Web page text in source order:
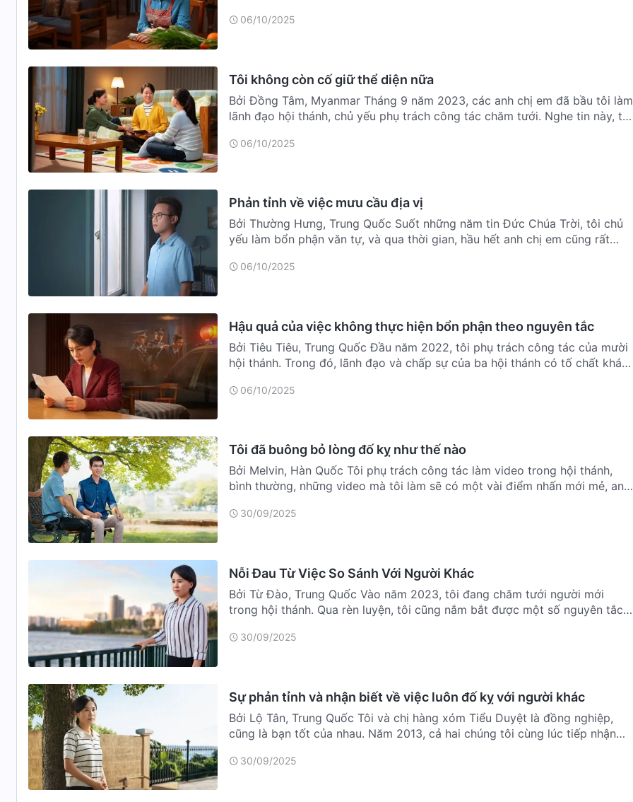
06/10/2025
Tôi không còn cố giữ thể diện nữa
Bởi Đồng Tâm, Myanmar Tháng 9 năm 2023, các anh chị em đã bầu tôi làm
lãnh đạo hội thánh, chủ yếu phụ trách công tác chăm tưới. Nghe tin này, tôi
06/10/2025
Phản tỉnh về việc mưu cầu địa vị
Bởi Thường Hưng, Trung Quốc Suốt những năm tin Đức Chúa Trời, tôi chủ
yếu làm bổn phận văn tự, và qua thời gian, hầu hết anh chị em cũng rất
06/10/2025
Hậu quả của việc không thực hiện bổn phận theo nguyên tắc
Bởi Tiêu Tiêu, Trung Quốc Đầu năm 2022, tôi phụ trách công tác của mười
hội thánh. Trong đó, lãnh đạo và chấp sự của ba hội thánh có tố chất khá
06/10/2025
Tôi đã buông bỏ lòng đố kỵ như thế nào
Bởi Melvin, Hàn Quốc Tôi phụ trách công tác làm video trong hội thánh,
bình thường, những video mà tôi làm sẽ có một vài điểm nhấn mới mẻ, anh
30/09/2025
Nỗi Đau Từ Việc So Sánh Với Người Khác
Bởi Từ Đào, Trung Quốc Vào năm 2023, tôi đang chăm tưới người mới
trong hội thánh. Qua rèn luyện, tôi cũng nắm bắt được một số nguyên tắc
30/09/2025
Sự phản tỉnh và nhận biết về việc luôn đố kỵ với người khác
Bởi Lộ Tân, Trung Quốc Tôi và chị hàng xóm Tiểu Duyệt là đồng nghiệp,
cũng là bạn tốt của nhau. Năm 2013, cả hai chúng tôi cùng lúc tiếp nhận
30/09/2025